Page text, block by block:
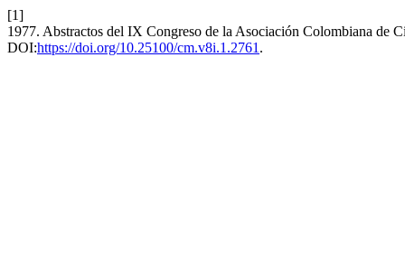
[1]
1977. Abstractos del IX Congreso de la Asociación Colombiana de
DOI:https://doi.org/10.25100/cm.v8i.1.2761 .